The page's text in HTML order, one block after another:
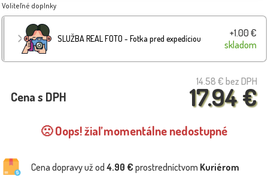
Voliteľné doplnky
SLUŽBA REAL FOTO - Fotka pred expedíciou
+1.00 €
skladom
14.58 € bez DPH
17.94 €
Cena s DPH
🙁 Oops! žiaľ momentálne nedostupné
Cena dopravy už od 4.90 € prostredníctvom Kuriérom